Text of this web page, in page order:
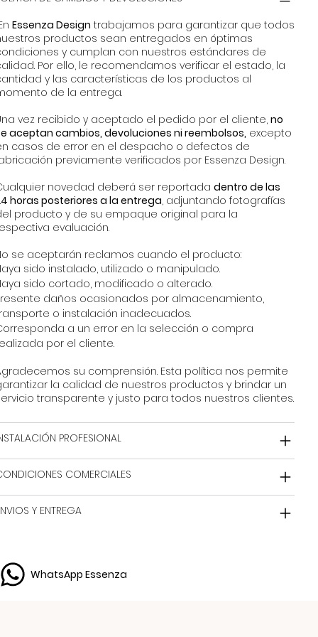
Essenza Design trabajamos para garantizar que todos
productos sean entregados en óptimas
y cumplan con nuestros estándares de
Por ello, le recomendamos verificar el estado, la
y las características de los productos al
de la entrega.
vez recibido y aceptado el pedido por el cliente, no
aceptan cambios, devoluciones ni reembolsos, excepto
casos de error en el despacho o defectos de
previamente verificados por Essenza Design.
novedad deberá ser reportada dentro de las
horas posteriores a la entrega, adjuntando fotografías
producto y de su empaque original para la
evaluación.
se aceptarán reclamos cuando el producto:
sido instalado, utilizado o manipulado.
sido cortado, modificado o alterado.
daños ocasionados por almacenamiento,
o instalación inadecuados.
a un error en la selección o compra
por el cliente.
su comprensión. Esta política nos permite
la calidad de nuestros productos y brindar un
transparente y justo para todos nuestros clientes.
PROFESIONAL
COMERCIALES
Y ENTREGA
WhatsApp Essenza